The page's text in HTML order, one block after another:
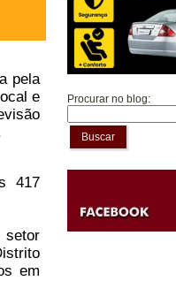
pela
e
417
em
Procurar no blog:
Buscar